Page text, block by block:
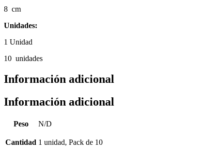
8 cm
Unidades:
1 Unidad
10 unidades
Información adicional
Información adicional
Peso N/D
Cantidad 1 unidad, Pack de 10